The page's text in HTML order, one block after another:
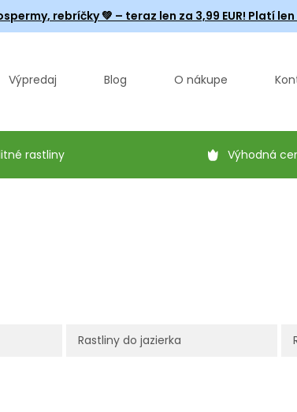
rebríčky💚 – teraz len za 3,99 EUR! Platí
Výpredaj Blog O nákupe
rastliny Výhodná
Rastliny do jazierka